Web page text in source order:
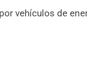
vehículos de